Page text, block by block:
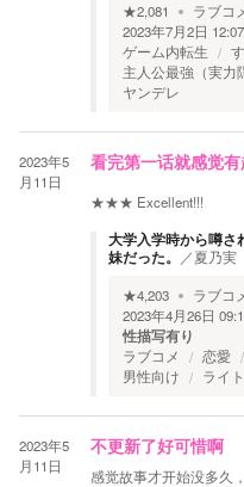
★2,081 ラブコ
2023年7月2日 12:07
ゲーム内転生
主人公最強（実力
ヤンデレ
2023年5
月11日
看完第一话就感觉有
★★★ Excellent!!!
大学入学時から噂さ
妹だった。
／夏乃実
★4,203 ラブコ
2023年4月26日
性描写有り
ラブコメ 恋愛
男性向け
ライ
2023年5
月11日
不更新了好可惜啊
感觉故事才开始没多久